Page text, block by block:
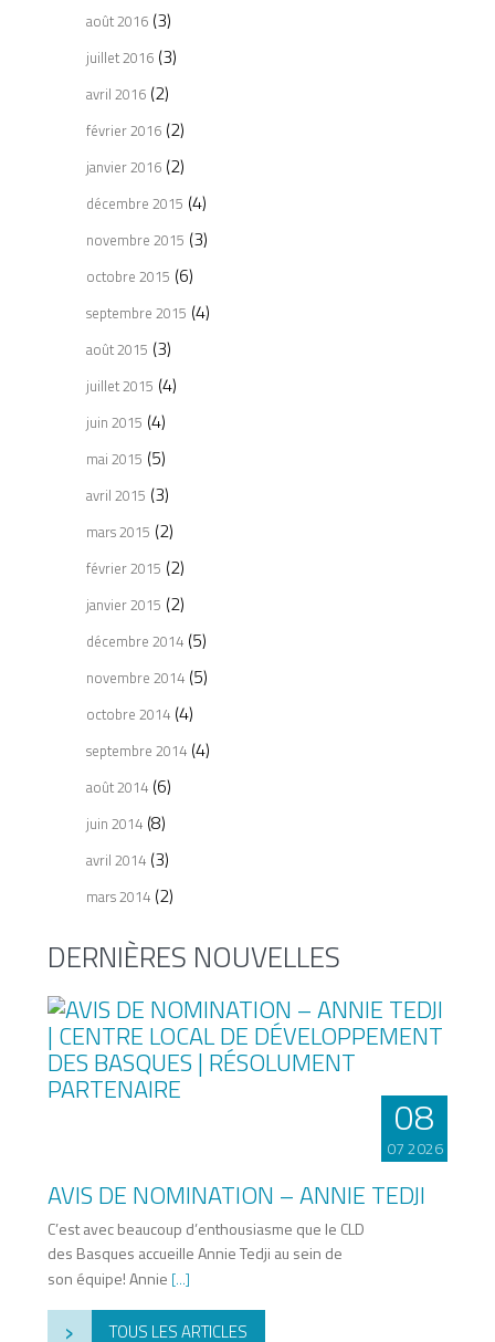
août 2016(3)
juillet 2016(3)
avril 2016(2)
février 2016(2)
janvier 2016(2)
décembre 2015 (4)
novembre 2015 (3)
octobre 2015 (6)
septembre 2015 (4)
août 2015 (3)
juillet 2015 (4)
juin 2015 (4)
mai 2015 (5)
avril 2015 (3)
mars 2015 (2)
février 2015 (2)
janvier 2015 (2)
décembre 2014(5)
novembre 2014(5)
octobre 2014(4)
septembre 2014(4)
août 2014(6)
juin 2014(8)
avril 2014(3)
mars 2014(2)
DERNIÈRES NOUVELLES
08
07 2026
AVIS DE NOMINATION – ANNIE TEDJI
C’est avec beaucoup d’enthousiasme que le CLD
des Basques accueille Annie Tedji au sein de
son équipe! Annie [...]
› TOUS LES ARTICLES